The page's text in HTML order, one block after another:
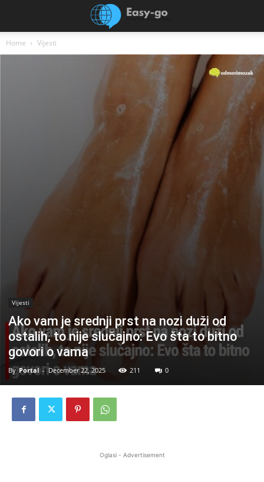
Home Vijesti
Vijesti
Ako vam je srednji prst na nozi duži od
ostalih, to nije slučajno: Evo šta to bitno
govori o vama
By Portal - December 22, 2025 211 0
Oglasi - Advertisement